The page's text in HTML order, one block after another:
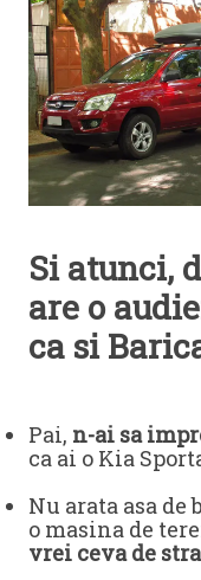
Si atunci,
are o
ca si
Pai, n-ai sa
ca ai o Kia
Nu arata asa de
o masina de
vrei ceva de